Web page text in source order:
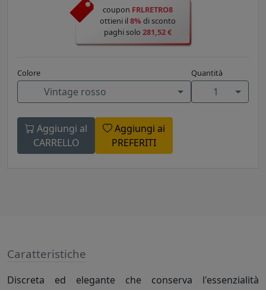
coupon FRLRETRO8
ottieni il8% di sconto
paghi solo 281,52 €
Colore
Vintage rosso
Quantità
1
Aggiungi al
CARRELLO
Aggiungi ai
PREFERITI
Caratteristiche
Discreta ed elegante che conserva l'essenzialità